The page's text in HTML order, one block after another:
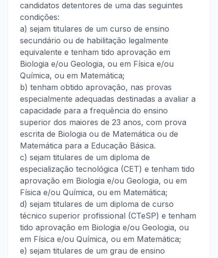
candidatos detentores de uma das seguintes
condições:
a) sejam titulares de um curso de ensino
secundário ou de habilitação legalmente
equivalente e tenham tido aprovação em
Biologia e/ou Geologia, ou em Física e/ou
Química, ou em Matemática;
b) tenham obtido aprovação, nas provas
especialmente adequadas destinadas a avaliar a
capacidade para a frequência do ensino
superior dos maiores de 23 anos, com prova
escrita de Biologia ou de Matemática ou de
Matemática para a Educação Básica.
c) sejam titulares de um diploma de
especialização tecnológica (CET) e tenham tido
aprovação em Biologia e/ou Geologia, ou em
Física e/ou Química, ou em Matemática;
d) sejam titulares de um diploma de curso
técnico superior profissional (CTeSP) e tenham
tido aprovação em Biologia e/ou Geologia, ou
em Física e/ou Química, ou em Matemática;
e) sejam titulares de um grau de ensino